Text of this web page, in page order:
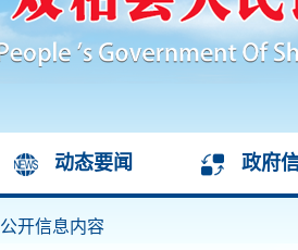
动态要闻 政府
公开信息内容